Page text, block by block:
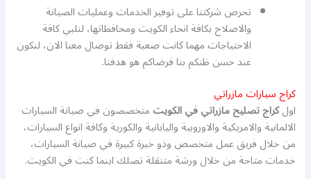
تحرص شركتنا على توفير الخدمات وعمليات الصيانة
والاصلاح بكافة انحاء الكويت ومحافظاتها، لنلبي كافة
الاحتياجات مهما كانت صعبة فقط توصال معنا الان، لنكون
عند حسن ظنكم بنا فرضاكم هو هدفنا.
كراج سيارات مازراتي
اولكراج تصليح مازراتي في الكويتمتخصصون في صيانة السيارات
الالمانية والامريكية والاوروبية واليابانية والكورية وكافة انواع السيارات،
من خلال فريق عمل متخصص وذو خبرة كبيرة في صيانة السيارات،
خدمات متاحة من خلال ورشة متنقلة تصلك اينما كنت في الكويت.